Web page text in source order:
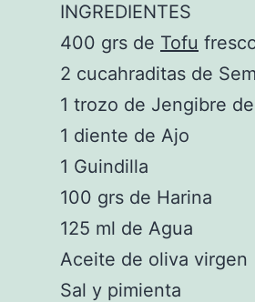
INGREDIENTES
400 grs de Tofu
2 cucahraditas de
1 trozo de Jengibre
1 diente de Ajo
1 Guindilla
100 grs de Harina
125 ml de Agua
Aceite de oliva virgen
Sal y pimienta